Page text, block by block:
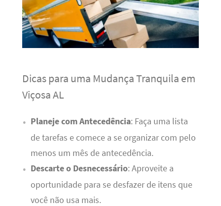
Dicas para uma Mudança Tranquila em
Viçosa AL
Planeje com Antecedência: Faça uma lista
de tarefas e comece a se organizar com pelo
menos um mês de antecedência.
Descarte o Desnecessário: Aproveite a
oportunidade para se desfazer de itens que
você não usa mais.